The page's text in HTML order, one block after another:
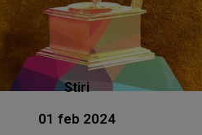
Stiri
01 feb 2024